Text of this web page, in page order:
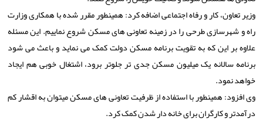
وزیر تعاون، کار و رفاه اجتماعی اضافه کرد: همینطور مقرر شده با همکاری وزارت
راه و شهرسازی طرحی را در زمینه تعاونی های مسکن شروع نماییم. این مسئله
علاوه بر این که به تقویت برنامه مسکن دولت کمک می نماید و باعث می شود
برنامه سالانه یک میلیون مسکن جدی تر جلوتر برود، اشتغال خوبی هم ایجاد
خواهد نمود.
وی افزود: همینطور با استفاده از ظرفیت تعاونی های مسکن میتوان به اقشار کم
درآمدتر و کارگران برای خانه دار شدن کمک کرد.